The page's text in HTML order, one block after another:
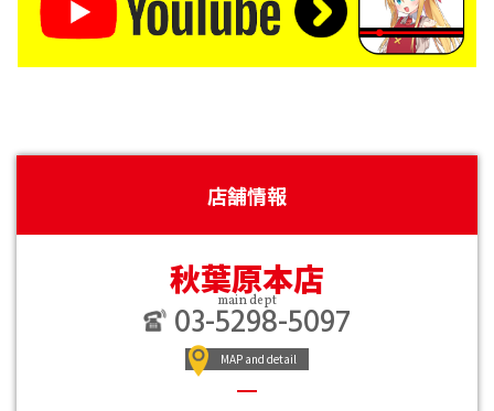
店舗情報
秋葉原本店
main dept
03-5298-5097
MAP and detail